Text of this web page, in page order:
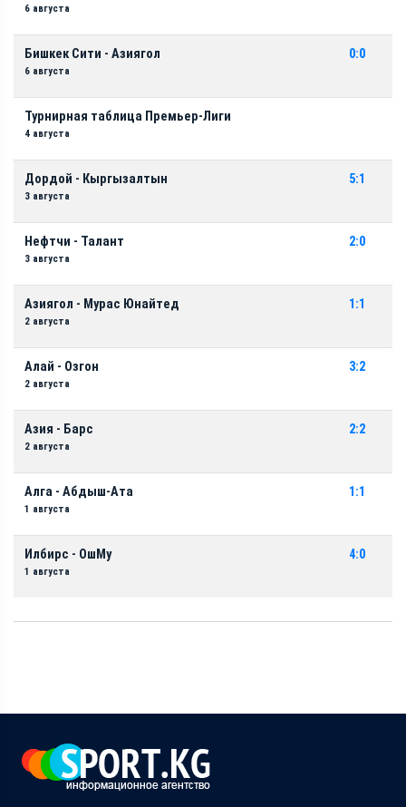
6 августа
Бишкек Сити - Азиягол
6 августа
0:0
Турнирная таблица Премьер-Лиги
4 августа
Дордой - Кыргызалтын
3 августа
5:1
Нефтчи - Талант
3 августа
2:0
Азиягол - Мурас Юнайтед
2 августа
1:1
Алай - Озгон
2 августа
3:2
Азия - Барс
2 августа
2:2
Алга - Абдыш-Ата
1 августа
1:1
Илбирс - ОшМу
1 августа
4:0